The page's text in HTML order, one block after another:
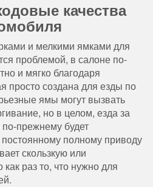
качества
и мелкими ямками для
проблемой, в салоне по-
и мягко благодаря
просто создана для езды по
ямы могут вызвать
но в целом, езда за
прежнему будет
полному приводу
скользкую или
раз то, что нужно для